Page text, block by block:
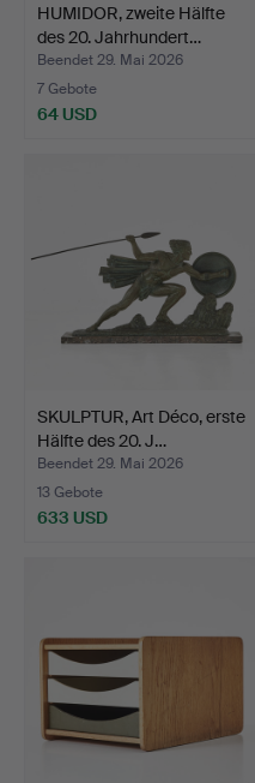
HUMIDOR, zweite Hälfte
des 20. Jahrhundert…
Beendet 29. Mai 2026
7 Gebote
64 USD
SKULPTUR, Art Déco, erste
Hälfte des 20. J…
Beendet 29. Mai 2026
13 Gebote
633 USD